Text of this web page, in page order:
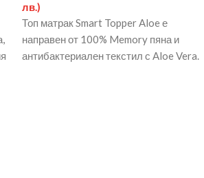
лв.)
Топ матрак Smart Topper Aloe е
направен от 100% Memory пяна и
антибактериален текстил с Aloe Vera.